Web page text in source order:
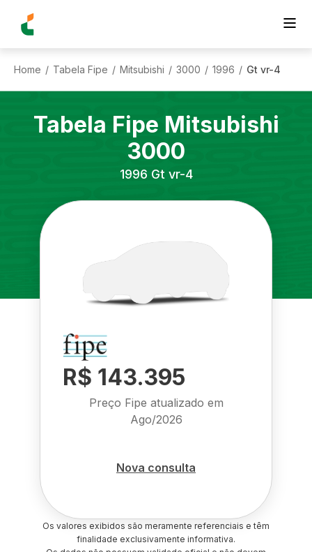
Home / Tabela Fipe / Mitsubishi / 3000 / 1996 / Gt vr-4
Tabela Fipe Mitsubishi
3000
1996 Gt vr-4
R$ 143.395
Preço Fipe atualizado em
Ago/2026
Nova consulta
Os valores exibidos são meramente referenciais e têm
finalidade exclusivamente informativa.